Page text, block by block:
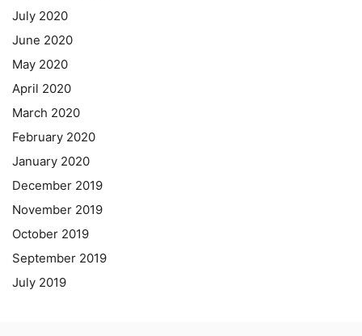
July 2020
June 2020
May 2020
April 2020
March 2020
February 2020
January 2020
December 2019
November 2019
October 2019
September 2019
July 2019